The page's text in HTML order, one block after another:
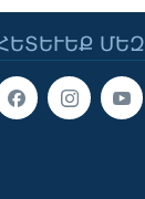
ՄԵԶ